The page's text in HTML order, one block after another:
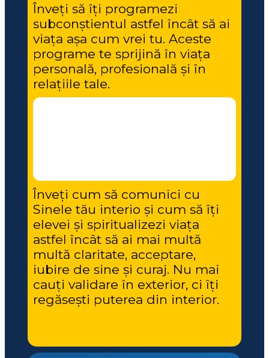
Înveți să îți programezi
subconștientul astfel încât să ai
viața așa cum vrei tu. Aceste
programe te sprijină în viața
personală, profesională și în
relațiile tale.
Înveți cum să comunici cu
Sinele tău interio și cum să îți
elevei și spiritualizezi viața
astfel încât să ai mai multă
multă claritate, acceptare,
iubire de sine și curaj. Nu mai
cauți validare în exterior, ci îți
regăsești puterea din interior.